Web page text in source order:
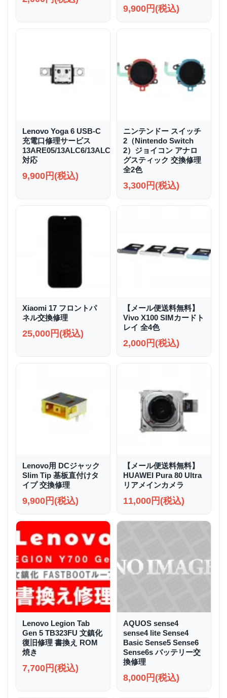
9,900円(税込)
Lenovo Yoga 6 USB-C
充電口修理サービス
13ARE05/13ALC6/13ALC7/13ABR8
対応
9,900円(税込)
ニンテンドー スイッチ
2（Nintendo Switch
2）ジョイコン アナロ
グスティック 交換修理
全2色
3,300円(税込)
Xiaomi 17 フロントパ
ネル交換修理
25,000円(税込)
【メール便送料無料】
Vivo X100 SIMカードト
レイ 全4色
2,000円(税込)
Lenovo用 DCジャック
Slim Tip 基板直付けタ
イプ 交換修理
9,900円(税込)
【メール便送料無料】
HUAWEI Pura 80 Ultra
リアメインカメラ
11,000円(税込)
Lenovo Legion Tab
Gen 5 TB323FU 文鎮化
復旧修理 書換え ROM
焼き
7,700円(税込)
AQUOS sense4
sense4 lite Sense4
Basic Sense5 Sense6
Sense6s バッテリー交
換修理
8,000円(税込)